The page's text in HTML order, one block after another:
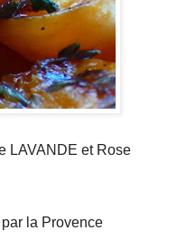
LAVANDE et Rose
la Provence